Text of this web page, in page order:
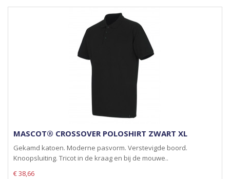
MASCOT® CROSSOVER POLOSHIRT ZWART XL
Gekamd katoen. Moderne pasvorm. Verstevigde boord.
Knoopsluiting. Tricot in de kraag en bij de mouwe..
€ 38,66